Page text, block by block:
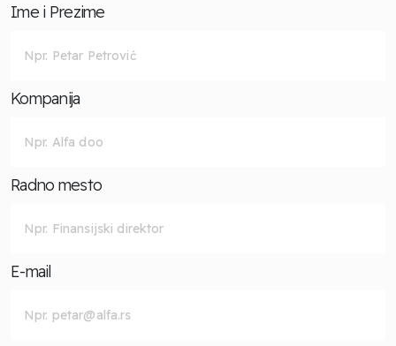
Ime i Prezime
Kompanija
Radno mesto
E-mail